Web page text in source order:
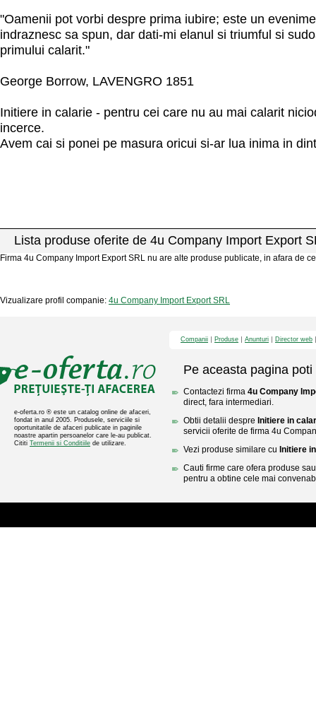
"Oamenii pot vorbi despre prima iubire; este un
indraznesc sa spun, dar dati-mi elanul si triumful si
primului calarit."
George Borrow, LAVENGRO 1851
Initiere in calarie - pentru cei care nu au mai calarit
incerce.
Avem cai si ponei pe masura oricui si-ar lua inima in
Lista produse oferite de 4u Company Import Export
Firma 4u Company Import Export SRL nu are alte produse publicate, in afara de
Vizualizare profil companie: 4u Company Import Export SRL
e-oferta.ro ® este un catalog online de afaceri,
fondat in anul 2005. Produsele, serviciile si
oportunitatile de afaceri publicate in paginile
noastre apartin persoanelor care le-au publicat.
Cititi Termenii si Conditiile de utilizare.
Companii Produse Anunturi Director web
Pe aceasta pagina poti
Contactezi firma 4u Company
direct, fara intermediari.
Obtii detalii despre Initiere in
servicii oferite de firma 4u
Vezi produse similare cu Initiere
Cauti firme care ofera produse
pentru a obtine cele mai